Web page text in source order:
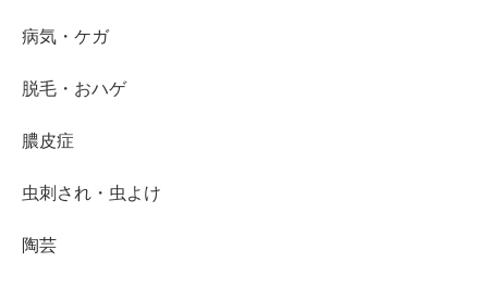
病気・ケガ
脱毛・おハゲ
膿皮症
虫刺され・虫よけ
陶芸